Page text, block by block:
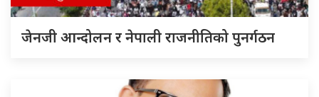
जेनजी आन्दोलन र नेपाली राजनीतिको पुनर्गठन